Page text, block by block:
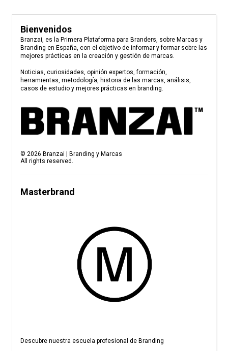
Bienvenidos
Branzai, es la Primera Plataforma para Branders, sobre Marcas y
Branding en España, con el objetivo de informar y formar sobre las
mejores prácticas en la creación y gestión de marcas.
Noticias, curiosidades, opinión expertos, formación,
herramientas, metodología, historia de las marcas, análisis,
casos de estudio y mejores prácticas en branding.
© 2026 Branzai | Branding y Marcas
All rights reserved.
Masterbrand
Descubre nuestra escuela profesional de Branding